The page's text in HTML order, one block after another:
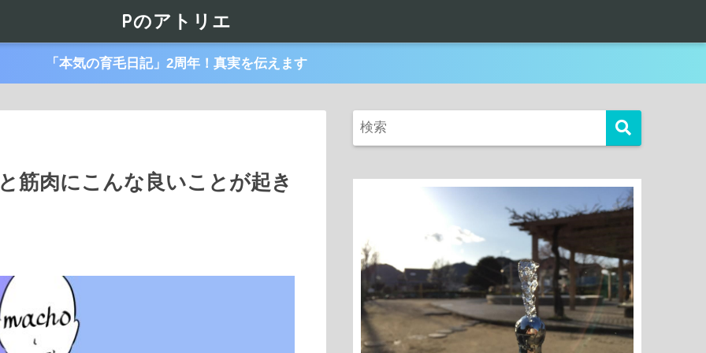
Pのアトリエ
「本気の育毛日記」2周年！真実を伝えます
筋肉にこんな良いことが起き